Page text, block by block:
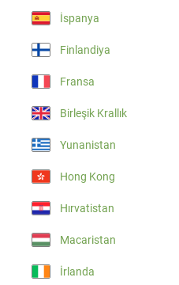
İspanya
Finlandiya
Fransa
Birleşik Krallık
Yunanistan
Hong Kong
Hırvatistan
Macaristan
İrlanda